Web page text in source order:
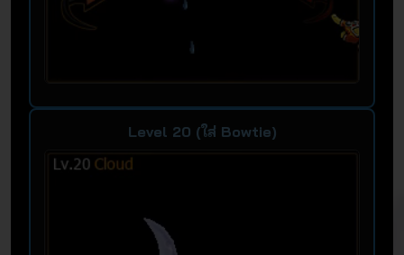
Level 20 (ใส่ Bowtie)